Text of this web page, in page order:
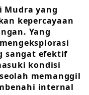
Mudra yang
kepercayaan
Yang
sangat efektif
kondisi
memanggil
internal